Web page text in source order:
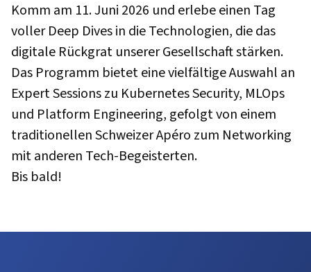
Komm am 11. Juni 2026 und erlebe einen Tag
voller Deep Dives in die Technologien, die das
digitale Rückgrat unserer Gesellschaft stärken.
Das Programm bietet eine vielfältige Auswahl an
Expert Sessions zu Kubernetes Security, MLOps
und Platform Engineering, gefolgt von einem
traditionellen Schweizer Apéro zum Networking
mit anderen Tech-Begeisterten.
Bis bald!